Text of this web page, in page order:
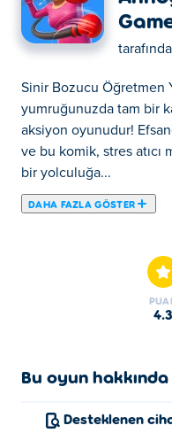
Sinir Bozucu Öğretmen
yumruğunuzda tam bir
aksiyon oyunudur!
ve bu komik, stres atıcı
bir yolculuğa...
DAHA FAZLA GÖSTER
aksiyon oyunudur!
ve bu komik, stres atıcı
bir yolculuğa çıkın.
yumrukları ve
stresinizi kahkahalarla
4.3
Bu oyun hakkında
Desteklenen